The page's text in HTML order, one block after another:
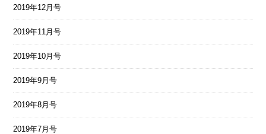
2019年12月号
2019年11月号
2019年10月号
2019年9月号
2019年8月号
2019年7月号